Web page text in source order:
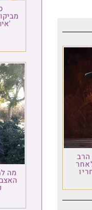
סיום זמן
מביקוריהם של
'איתן התורה'
מה למד הגאון
האצבעות? | הרב
קצר